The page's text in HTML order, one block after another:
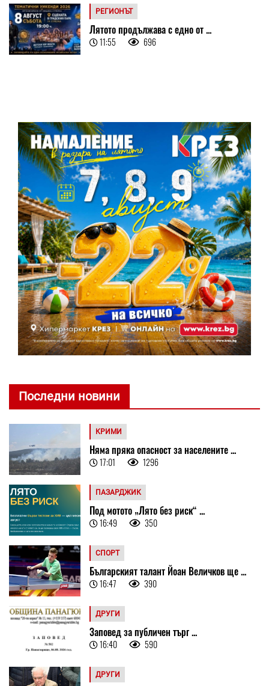
РЕГИОНЪТ
Лятото продължава с едно от ...
11:55 696
Последни новини
КРИМИ
Няма пряка опасност за населените ...
17:01 1296
ПАЗАРДЖИК
Под мотото „Лято без риск“ ...
16:49 350
СПОРТ
Българският талант Йоан Величков ще ...
16:47 390
ДРУГИ
Заповед за публичен търг ...
16:40 590
ДРУГИ